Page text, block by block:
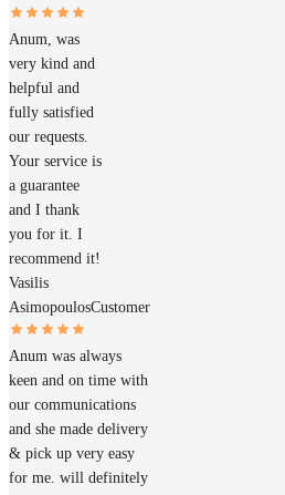
Anum, was
very kind and
helpful and
fully satisfied
our requests.
Your service is
a guarantee
and I thank
you for it. I
recommend it!
Vasilis
AsimopoulosCustomer
Anum was always
keen and on time with
our communications
and she made delivery
& pick up very easy
for me. will definitely